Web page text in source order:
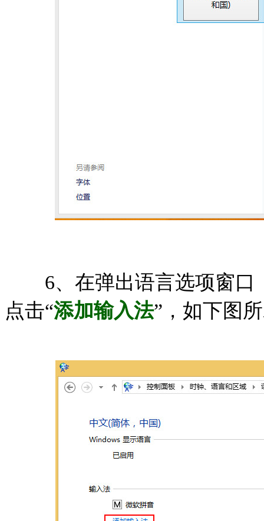
6、在弹出语言选项窗口
点击“添加输入法”，如下图